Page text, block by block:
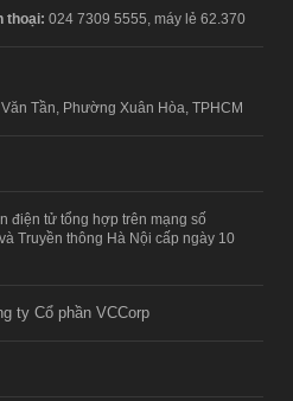
thoại: 024 7309 5555, máy lẻ 62.370
Tần, Phường Xuân Hòa, TPHCM
điện tử tổng hợp trên mạng số
Truyền thông Hà Nội cấp ngày 10
ty Cổ phần VCCorp